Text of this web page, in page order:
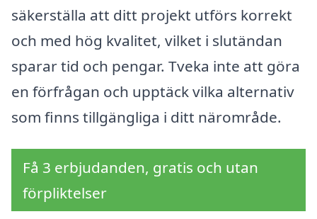
säkerställa att ditt projekt utförs korrekt
och med hög kvalitet, vilket i slutändan
sparar tid och pengar. Tveka inte att göra
en förfrågan och upptäck vilka alternativ
som finns tillgängliga i ditt närområde.
Få 3 erbjudanden, gratis och utan
förpliktelser